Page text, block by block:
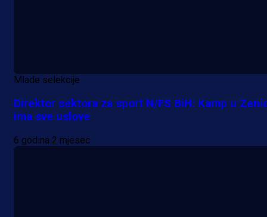
Mlade selekcije
Direktor sektora za sport N/FS BiH: Kamp u
ima sve uslove
6 godina 2 mjesec